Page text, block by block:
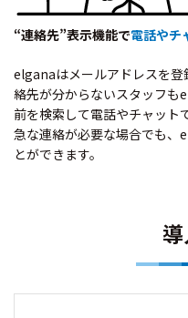
“連絡先”表示機能で電話やチ
elganaはメールアドレスを登
絡先が分からないスタッフも
前を検索して電話やチャット
急な連絡が必要な場合でも、
とができます。